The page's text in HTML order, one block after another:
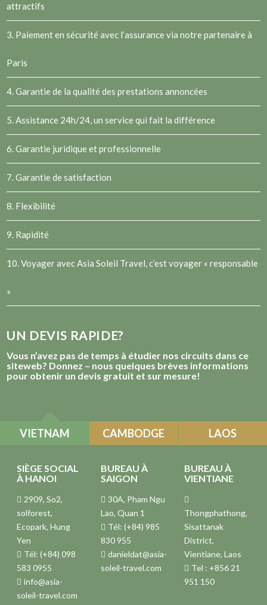
attractifs
3. Paiement en sécurité avec l’assurance via notre partenaire à
Paris
4. Garantie de la qualité des prestations annoncées
5. Assistance 24h/24, un service qui fait la différence
6. Garantie juridique et professionnelle
7. Garantie de satisfaction
8. Flexibilité
9. Rapidité
10. Voyager avec Asia Soleil Travel, c’est voyager « responsable
»
UN DEVIS RAPIDE?
Vous n’avez pas de temps à étudier nos circuits dans ce
siteweb? Donnez – nous quelques brèves informations
pour obtenir un devis gratuit et sur mesure!
VIETNAM CAMBODGE LAOS
SIÈGE SOCIAL
À HANOI
2909, So2,
solforest,
Ecopark, Hung
Yen
Tél: (+84) 098
583 0955
info@asia-
soleil-travel.com
BUREAU À
SAIGON
30A, Pham Ngu
Lao, Quan 1
Tél: (+84) 985
830 955
danieldat@asia-
soleil-travel.com
BUREAU À
VIENTIANE
Thongphathong,
Sisattanak
District,
Vientiane, Laos
Tel : +856 21
951 150